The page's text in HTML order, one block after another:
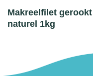
Makreelfilet gerookt
naturel 1kg